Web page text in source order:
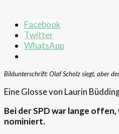
Facebook
Twitter
WhatsApp
Bildunterschrift: Olaf Scholz siegt, aber
Eine Glosse von Laurin
Bei der SPD war lange
nominiert.